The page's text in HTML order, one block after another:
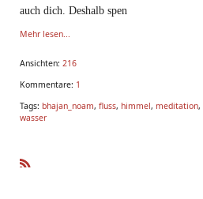
auch dich. Deshalb spen
Mehr lesen...
Ansichten: 216
Kommentare: 1
Tags: bhajan_noam, fluss, himmel, meditation,
wasser